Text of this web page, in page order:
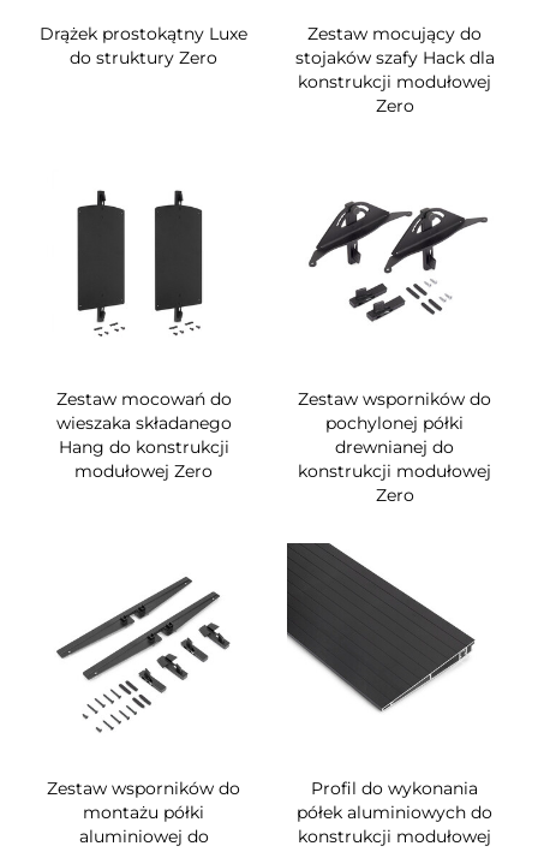
Drążek prostokątny Luxe
do struktury Zero
Zestaw mocujący do
stojaków szafy Hack dla
konstrukcji modułowej
Zero
Zestaw mocowań do
wieszaka składanego
Hang do konstrukcji
modułowej Zero
Zestaw wsporników do
pochylonej półki
drewnianej do
konstrukcji modułowej
Zero
Zestaw wsporników do
montażu półki
aluminiowej do
Profil do wykonania
półek aluminiowych do
konstrukcji modułowej